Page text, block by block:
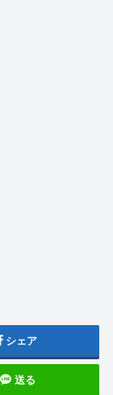
シェア
送る